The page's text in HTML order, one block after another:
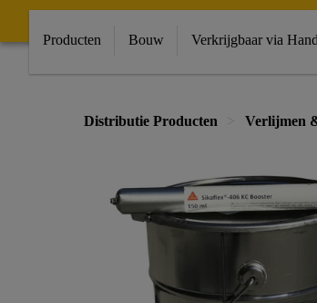
Producten Bouw Verkrijgbaar via
Distributie Producten Verlijmen